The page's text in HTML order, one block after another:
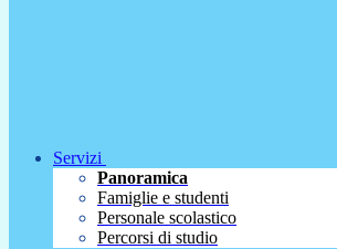
Servizi
Panoramica
Famiglie e studenti
Personale scolastico
Percorsi di studio